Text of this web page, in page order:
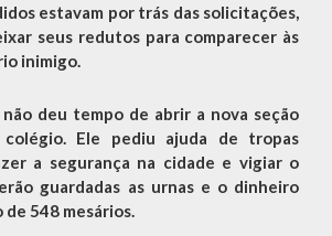
estavam por trás das solicitações,
seus redutos para comparecer às
inimigo.
não deu tempo de abrir a nova seção
Ele pediu ajuda de tropas
a segurança na cidade e vigiar o
guardadas as urnas e o dinheiro
548 mesários.